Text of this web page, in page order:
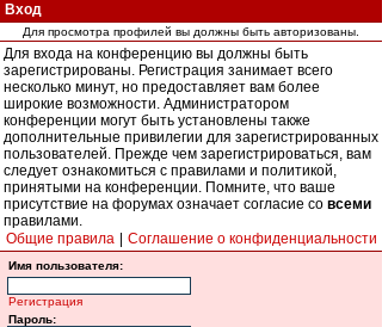
Вход
Для просмотра профилей вы должны быть авторизованы.
Для входа на конференцию вы должны быть
зарегистрированы. Регистрация занимает всего
несколько минут, но предоставляет вам более
широкие возможности. Администратором
конференции могут быть установлены также
дополнительные привилегии для зарегистрированных
пользователей. Прежде чем зарегистрироваться, вам
следует ознакомиться с правилами и политикой,
принятыми на конференции. Помните, что ваше
присутствие на форумах означает согласие со всеми
правилами.
Общие правила
Соглашение о конфиденциальности
Имя пользователя:
Регистрация
Пароль: